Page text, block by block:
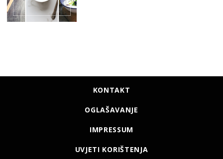
KONTAKT
OGLAŠAVANJE
IMPRESSUM
UVJETI KORIŠTENJA